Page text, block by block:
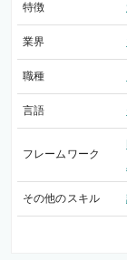
特徴
業界
職種
言語
フレームワーク
その他のスキル